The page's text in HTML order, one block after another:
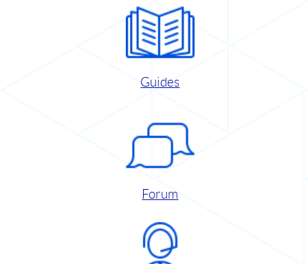
Guides
Forum